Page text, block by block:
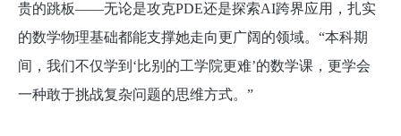
贵的跳板——无论是攻克PDE还是探索AI跨界应用，扎实
的数学物理基础都能支撑她走向更广阔的领域。“本科期
间，我们不仅学到‘比别的工学院更难’的数学课，更学会
一种敢于挑战复杂问题的思维方式。”